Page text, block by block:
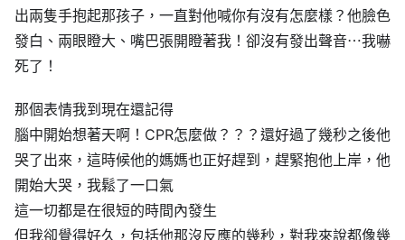
出兩隻手抱起那孩子，一直對他喊你有沒有怎麼樣？他臉色
發白、兩眼瞪大、嘴巴張開瞪著我！卻沒有發出聲音⋯我嚇
死了！
那個表情我到現在還記得
腦中開始想著天啊！CPR怎麼做？？？還好過了幾秒之後他
哭了出來，這時候他的媽媽也正好趕到，趕緊抱他上岸，他
開始大哭，我鬆了一口氣
這一切都是在很短的時間內發生
但我卻覺得好久，包括他那沒反應的幾秒，對我來說都像幾